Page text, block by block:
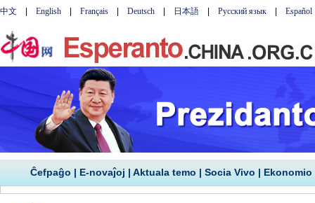
Ĉefpaĝo | E-novaĵoj | Aktuala temo | Socia Vivo | Ekonomio